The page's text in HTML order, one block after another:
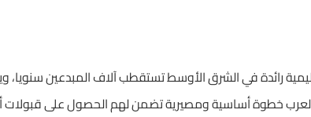
رائدة في الشرق الأوسط تستقطب آلاف المبدعين
خطوة أساسية ومصيرية تضمن لهم الحصول على قبولات